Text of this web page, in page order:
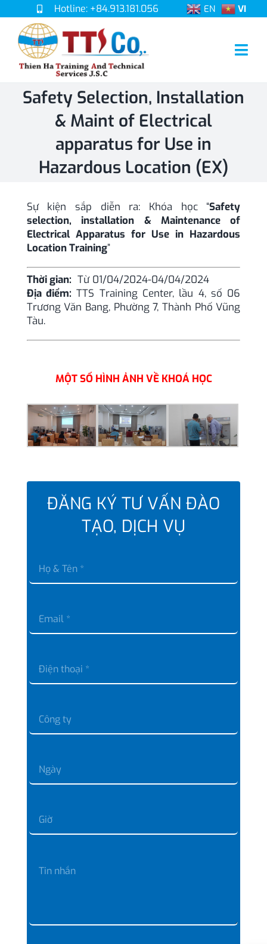
to
content
Hotline: +84.913.181.056 EN VI
Dịch vụ
Tin tức & Sự kiện
Liên hệ
Safety Selection, Installation
& Maint of Electrical
apparatus for Use in
Hazardous Location (EX)
Sự kiện sắp diễn ra: Khóa học “Safety
selection, installation & Maintenance of
Electrical Apparatus for Use in Hazardous
Location Training”
Thời gian: Từ 01/04/2024-04/04/2024
Địa điểm: TTS Training Center, lầu 4, số 06
Trương Văn Bang, Phường 7, Thành Phố Vũng
Tàu.
MỘT SỐ HÌNH ẢNH VỀ KHOÁ HỌC
ĐĂNG KÝ TƯ VẤN ĐÀO
TẠO, DỊCH VỤ